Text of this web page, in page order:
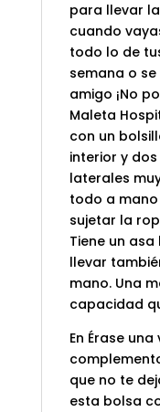
para llevar
cuando
todo lo de
semana o
amigo ¡No
Maleta
con un
interior y
laterales
todo a
sujetar la
Tiene un
llevar
mano. Una
capacidad
En Érase
que no te
esta bolsa